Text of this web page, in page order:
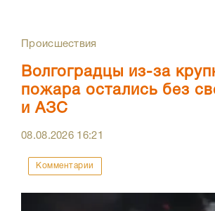
Происшествия
Волгоградцы из-за
пожара остались без
и АЗС
08.08.2026 16:21
Комментарии